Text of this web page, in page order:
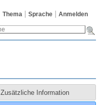
Thema Sprache Anmelden
Zusätzliche Information